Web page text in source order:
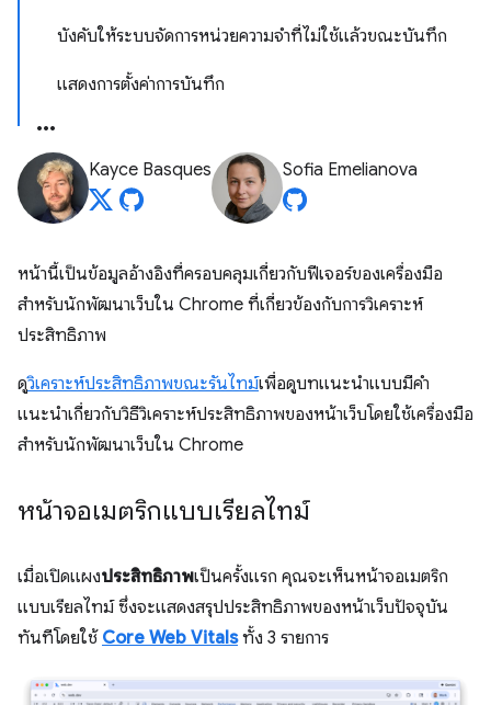
บังคับให้ระบบจัดการหน่วยความจำที่ไม่ใช้แล้วขณะบันทึก
แสดงการตั้งค่าการบันทึก
Kayce Basques Sofia Emelianova
หน้านี้เป็นข้อมูลอ้างอิงที่ครอบคลุมเกี่ยวกับฟีเจอร์ของเครื่องมือ
สำหรับนักพัฒนาเว็บใน Chrome ที่เกี่ยวข้องกับการวิเคราะห์
ประสิทธิภาพ
ดูวิเคราะห์ประสิทธิภาพขณะรันไทม์เพื่อดูบทแนะนำแบบมีคำ
แนะนำเกี่ยวกับวิธีวิเคราะห์ประสิทธิภาพของหน้าเว็บโดยใช้เครื่องมือ
สำหรับนักพัฒนาเว็บใน Chrome
หน้าจอเมตริกแบบเรียลไทม์
เมื่อเปิดแผงประสิทธิภาพเป็นครั้งแรก คุณจะเห็นหน้าจอเมตริก
แบบเรียลไทม์ ซึ่งจะแสดงสรุปประสิทธิภาพของหน้าเว็บปัจจุบัน
ทันทีโดยใช้ Core Web Vitalsทั้ง 3 รายการ